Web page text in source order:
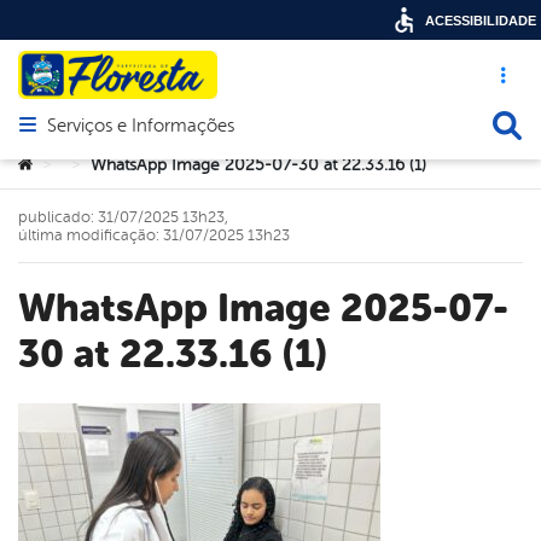
Acesso
Abrir menu principal de navegação
Serviços e Informações
Você está aqui:
> > WhatsApp Image 2025-07-30 at 22.33.16 (1)
WhatsApp Image 2025-07-
30 at 22.33.16 (1)
publicado: 31/07/2025 13h23,
última modificação: 31/07/2025 13h23
ACESSIBILIDADE